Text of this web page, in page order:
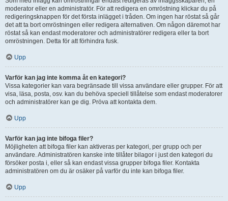
moderator eller en administratör. För att redigera en omröstning klickar du på
redigeringsknappen för det första inlägget i tråden. Om ingen har röstat så går
det att ta bort omröstningen eller redigera alternativen. Om någon däremot har
röstat så kan endast moderatorer och administratörer redigera eller ta bort
omröstningen. Detta för att förhindra fusk.
Upp
Varför kan jag inte komma åt en kategori?
Vissa kategorier kan vara begränsade till vissa användare eller grupper. För att
visa, läsa, posta, osv. kan du behöva speciell tillåtelse som endast moderatorer
och administratörer kan ge dig. Pröva att kontakta dem.
Upp
Varför kan jag inte bifoga filer?
Möjligheten att bifoga filer kan aktiveras per kategori, per grupp och per
användare. Administratören kanske inte tillåter bilagor i just den kategori du
försöker posta i, eller så kan endast vissa grupper bifoga filer. Kontakta
administratören om du är osäker på varför du inte kan bifoga filer.
Upp